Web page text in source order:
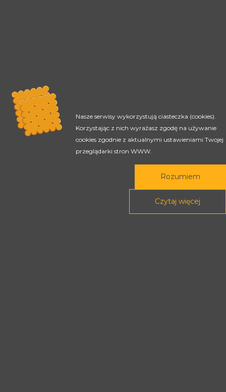
Nasze serwisy wykorzystują ciasteczka (cookies).
Korzystając z nich wyrażasz zgodę na używanie
cookies zgodnie z aktualnymi ustawieniami Twojej
przeglądarki stron WWW.
Rozumiem
Czytaj więcej
Rada Programowa